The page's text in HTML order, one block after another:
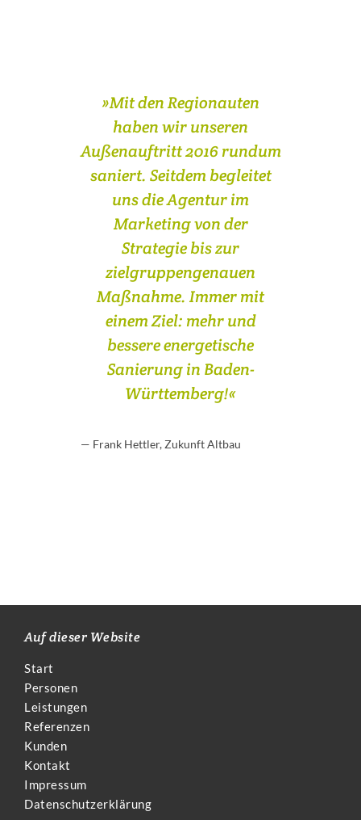
»Mit den Regionauten
haben wir unseren
Außenauftritt 2016 rundum
saniert. Seitdem begleitet
uns die Agentur im
Marketing von der
Strategie bis zur
zielgruppengenauen
Maßnahme. Immer mit
einem Ziel: mehr und
bessere energetische
Sanierung in Baden-
Württemberg!«
— Frank Hettler, Zukunft Altbau
Auf dieser Website
Start
Personen
Leistungen
Referenzen
Kunden
Kontakt
Impressum
Datenschutzerklärung